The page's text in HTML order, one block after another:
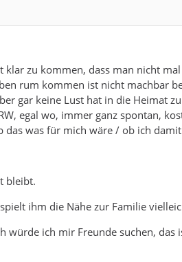
zu kommen, dass man nicht
rum kommen ist nicht machbar
gar keine Lust hat in die Heimat
egal wo, immer ganz spontan,
was für mich wäre / ob ich
bleibt.
ihm die Nähe zur Familie
würde ich mir Freunde suchen,